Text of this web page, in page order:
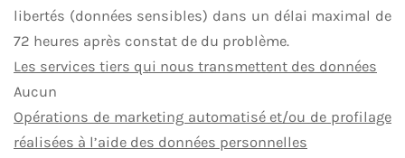
libertés (données sensibles) dans un délai maximal de
72 heures après constat de du problème.
Les services tiers qui nous transmettent des données
Aucun
Opérations de marketing automatisé et/ou de profilage
réalisées à l’aide des données personnelles